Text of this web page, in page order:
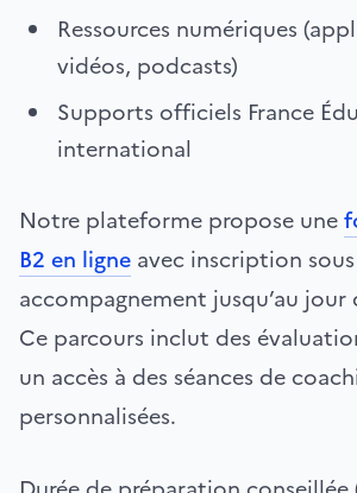
Ressources numériques
vidéos, podcasts)
Supports officiels France
international
Notre plateforme propose une
B2 en ligne avec inscription
accompagnement jusqu’au jour
Ce parcours inclut des
un accès à des séances de
personnalisées.